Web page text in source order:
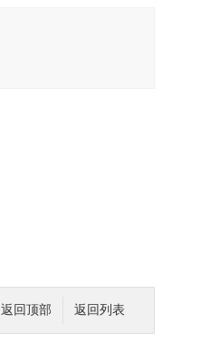
返回列表
返回顶部